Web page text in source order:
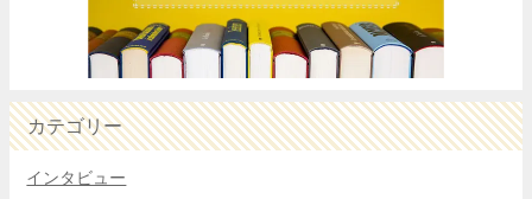
カテゴリー
インタビュー